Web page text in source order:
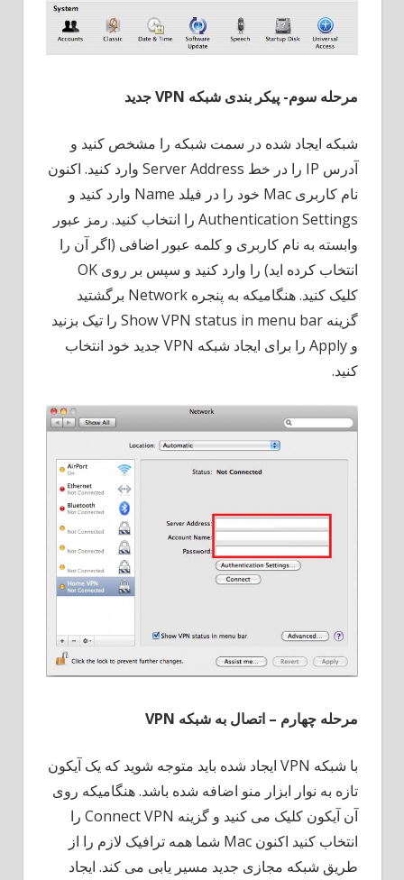
مرحله سوم- پیکر بندی شبکه VPNجدید
شبکه ایجاد شده در سمت شبکه را مشخص کنید و
آدرس IP را در خط Server Address وارد کنید. اکنون
نام کاربری Mac خود را در فیلد Name وارد کنید و
Authentication Settings را انتخاب کنید. رمز عبور
وابسته به نام کاربری و کلمه عبور اضافی (اگر آن را
انتخاب کرده اید) را وارد کنید و سپس بر روی OK
کلیک کنید. هنگامیکه به پنجره Network برگشتید
گزینه Show VPN status in menu bar را تیک بزنید
و Apply را برای ایجاد شبکه VPN جدید خود انتخاب
کنید.
مرحله چهارم – اتصال به شبکه VPN
با شبکه VPN ایجاد شده باید متوجه شوید که یک آیکون
تازه به نوار ابزار منو اضافه شده باشد. هنگامیکه روی
آن آیکون کلیک می کنید و گزینه Connect VPN را
انتخاب کنید اکنون Mac شما همه ترافیک لازم را از
طریق شبکه مجازی جدید مسیر یابی می کند. ایجاد